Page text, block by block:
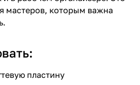
мастеров, которым важна
пластину